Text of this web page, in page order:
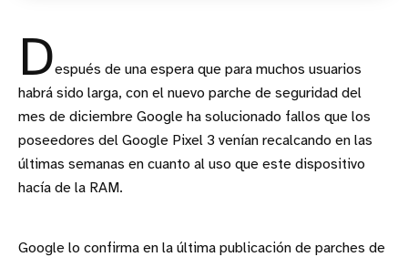
Después de una espera que para muchos usuarios
habrá sido larga, con el nuevo parche de seguridad del
mes de diciembre Google ha solucionado fallos que los
poseedores del Google Pixel 3 venían recalcando en las
últimas semanas en cuanto al uso que este dispositivo
hacía de la RAM.
Google lo confirma en la última publicación de parches de